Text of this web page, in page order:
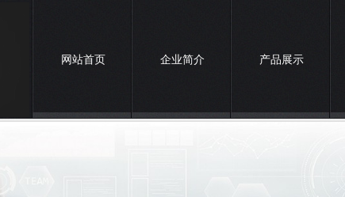
网站首页 企业简介 产品展示